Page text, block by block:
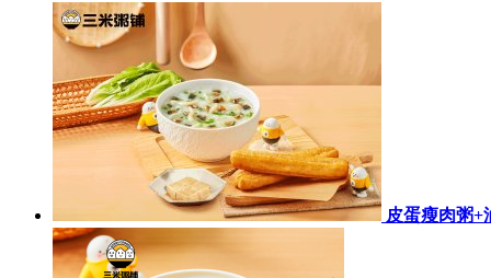
皮蛋瘦肉粥+